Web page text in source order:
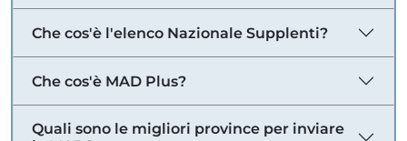
Che cos'è l'elenco Nazionale Supplenti?
Che cos'è MAD Plus?
Quali sono le migliori province per inviare